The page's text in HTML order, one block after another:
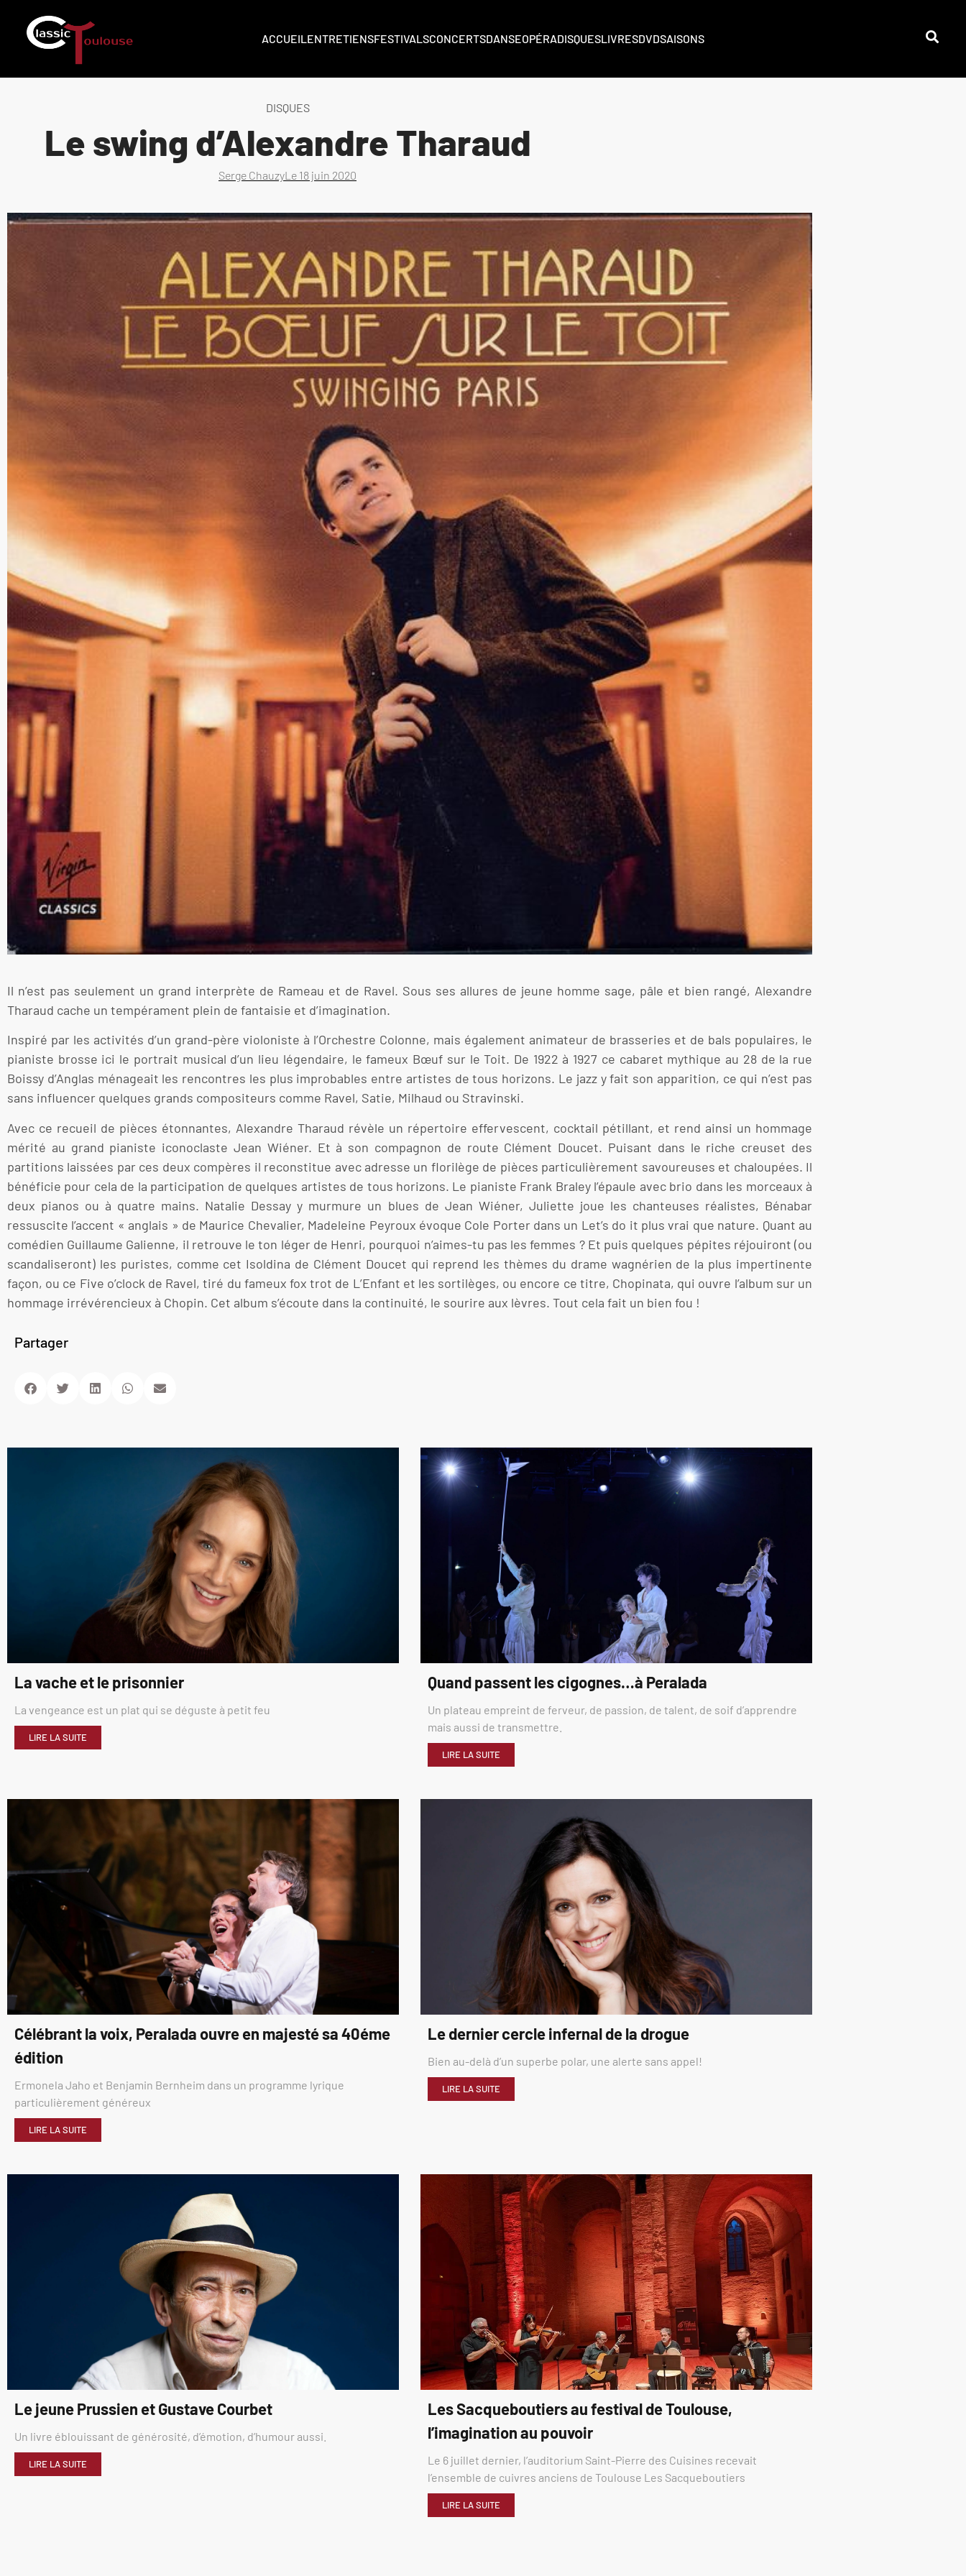
ACCUEILENTRETIENSFESTIVALSCONCERTSDANSEOPÉRADISQUESLIVRESDVDSAISONS
DISQUES
Le swing d’Alexandre Tharaud
Serge ChauzyLe 18 juin 2020
Il n’est pas seulement un grand interprète de Rameau et de Ravel. Sous ses allures de jeune homme sage, pâle et bien rangé, Alexandre
Tharaud cache un tempérament plein de fantaisie et d’imagination.
Inspiré par les activités d’un grand-père violoniste à l’Orchestre Colonne, mais également animateur de brasseries et de bals populaires, le
pianiste brosse ici le portrait musical d’un lieu légendaire, le fameux Bœuf sur le Toit. De 1922 à 1927 ce cabaret mythique au 28 de la rue
Boissy d’Anglas ménageait les rencontres les plus improbables entre artistes de tous horizons. Le jazz y fait son apparition, ce qui n’est pas
sans influencer quelques grands compositeurs comme Ravel, Satie, Milhaud ou Stravinski.
Avec ce recueil de pièces étonnantes, Alexandre Tharaud révèle un répertoire effervescent, cocktail pétillant, et rend ainsi un hommage
mérité au grand pianiste iconoclaste Jean Wiéner. Et à son compagnon de route Clément Doucet. Puisant dans le riche creuset des
partitions laissées par ces deux compères il reconstitue avec adresse un florilège de pièces particulièrement savoureuses et chaloupées. Il
bénéficie pour cela de la participation de quelques artistes de tous horizons. Le pianiste Frank Braley l’épaule avec brio dans les morceaux à
deux pianos ou à quatre mains. Natalie Dessay y murmure un blues de Jean Wiéner, Juliette joue les chanteuses réalistes, Bénabar
ressuscite l’accent « anglais » de Maurice Chevalier, Madeleine Peyroux évoque Cole Porter dans un Let’s do it plus vrai que nature. Quant au
comédien Guillaume Galienne, il retrouve le ton léger de Henri, pourquoi n’aimes-tu pas les femmes ? Et puis quelques pépites réjouiront (ou
scandaliseront) les puristes, comme cet Isoldina de Clément Doucet qui reprend les thèmes du drame wagnérien de la plus impertinente
façon, ou ce Five o’clock de Ravel, tiré du fameux fox trot de L’Enfant et les sortilèges, ou encore ce titre, Chopinata, qui ouvre l’album sur un
hommage irrévérencieux à Chopin. Cet album s’écoute dans la continuité, le sourire aux lèvres. Tout cela fait un bien fou !
Partager
La vache et le prisonnier
La vengeance est un plat qui se déguste à petit feu
LIRE LA SUITE
Quand passent les cigognes…à Peralada
Un plateau empreint de ferveur, de passion, de talent, de soif d’apprendre
mais aussi de transmettre.
LIRE LA SUITE
Célébrant la voix, Peralada ouvre en majesté sa 40éme
édition
Ermonela Jaho et Benjamin Bernheim dans un programme lyrique
particulièrement généreux
LIRE LA SUITE
Le dernier cercle infernal de la drogue
Bien au-delà d’un superbe polar, une alerte sans appel!
LIRE LA SUITE
Le jeune Prussien et Gustave Courbet
Un livre éblouissant de générosité, d’émotion, d’humour aussi.
LIRE LA SUITE
Les Sacqueboutiers au festival de Toulouse,
l’imagination au pouvoir
Le 6 juillet dernier, l’auditorium Saint-Pierre des Cuisines recevait
l’ensemble de cuivres anciens de Toulouse Les Sacqueboutiers
LIRE LA SUITE